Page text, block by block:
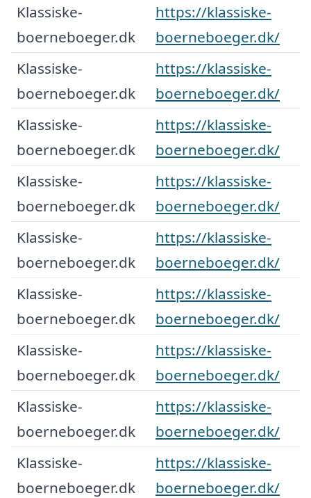
Klassiske-
boerneboeger.dk
https://klassiske-
boerneboeger.dk/
Klassiske-
boerneboeger.dk
https://klassiske-
boerneboeger.dk/
Klassiske-
boerneboeger.dk
https://klassiske-
boerneboeger.dk/
Klassiske-
boerneboeger.dk
https://klassiske-
boerneboeger.dk/
Klassiske-
boerneboeger.dk
https://klassiske-
boerneboeger.dk/
Klassiske-
boerneboeger.dk
https://klassiske-
boerneboeger.dk/
Klassiske-
boerneboeger.dk
https://klassiske-
boerneboeger.dk/
Klassiske-
boerneboeger.dk
https://klassiske-
boerneboeger.dk/
Klassiske-
boerneboeger.dk
https://klassiske-
boerneboeger.dk/